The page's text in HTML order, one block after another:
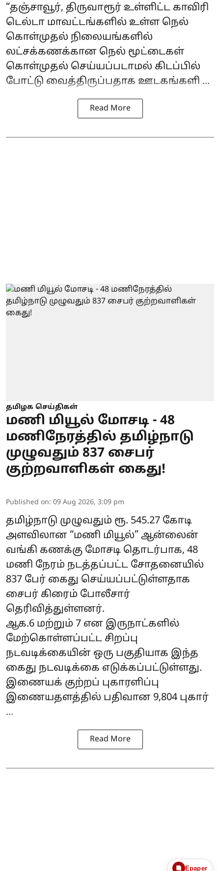
“தஞ்சாவூர், திருவாரூர் உள்ளிட்ட காவிரி
டெல்டா மாவட்டங்களில் உள்ள நெல்
கொள்முதல் நிலையங்களில்
லட்சக்கணக்கான நெல் மூட்டைகள்
கொள்முதல் செய்யப்படாமல் கிடப்பில்
போட்டு வைத்திருப்பதாக ஊடகங்களி ...
Read More
தமிழக செய்திகள்
மணி மியூல் மோசடி - 48
மணிநேரத்தில் தமிழ்நாடு
முழுவதும் 837 சைபர்
குற்றவாளிகள் கைது!
Published on: 09 Aug 2026, 3:09 pm
தமிழ்நாடு முழுவதும் ரூ. 545.27 கோடி
அளவிலான “மணி மியூல்” ஆன்லைன்
வங்கி கணக்கு மோசடி தொடர்பாக, 48
மணி நேரம் நடத்தப்பட்ட சோதனையில்
837 பேர் கைது செய்யப்பட்டுள்ளதாக
சைபர் கிரைம் போலீசார்
தெரிவித்துள்ளனர்.
ஆக.6 மற்றும் 7 என இருநாட்களில்
மேற்கொள்ளப்பட்ட சிறப்பு
நடவடிக்கையின் ஒரு பகுதியாக இந்த
கைது நடவடிக்கை எடுக்கப்பட்டுள்ளது.
இணையக் குற்றப் புகாரளிப்பு
இணையதளத்தில் பதிவான 9,804 புகார்
...
Read More
Epaper